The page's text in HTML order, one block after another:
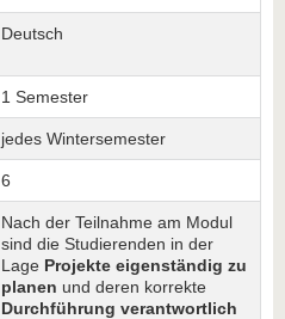
Deutsch
1 Semester
jedes Wintersemester
6
Nach der Teilnahme am Modul
sind die Studierenden in der
Lage Projekte eigenständig zu
planen und deren korrekte
Durchführung verantwortlich